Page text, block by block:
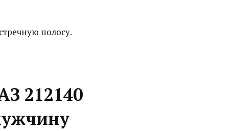
полосу.
212140